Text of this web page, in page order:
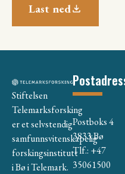
Last ned
Stiftelsen
Telemarksforsking
er et selvstendig
samfunnsvitenskapelig
forskingsinstitutt
i Bø i Telemark.
Postboks 4
3833 Bø
Tlf.: +47
35061500